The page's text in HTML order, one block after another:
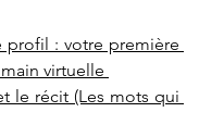
profil : votre première
virtuelle
le récit (Les mots qui